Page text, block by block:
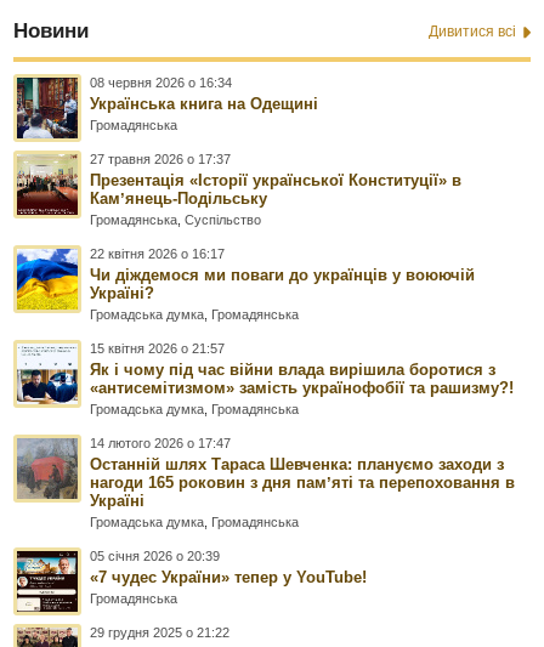
Новини Дивитися всі
08 червня 2026 о 16:34
Українська книга на Одещині
Громадянська
27 травня 2026 о 17:37
Презентація «Історії української Конституції» в
Камʼянець-Подільську
Громадянська ,Суспільство
22 квітня 2026 о 16:17
Чи діждемося ми поваги до українців у воюючій
Україні?
Громадська думка Громадянська
15 квітня 2026 о 21:57
Як і чому під час війни влада вирішила боротися з
«антисемітизмом» замість українофобії та рашизму?!
Громадська думка Громадянська
14 лютого 2026 о 17:47
Останній шлях Тараса Шевченка: плануємо заходи з
нагоди 165 роковин з дня памʼяті та перепоховання в
Україні
Громадська думка Громадянська
05 січня 2026 о 20:39
«7 чудес України» тепер у YouTube!
Громадянська
29 грудня 2025 о 21:22